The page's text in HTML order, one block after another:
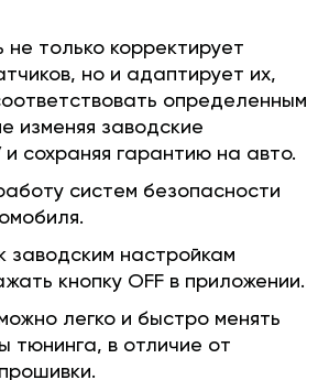
не только корректирует
но и адаптирует их,
определенным
изменяя заводские
сохраняя гарантию на авто.
систем безопасности
заводским настройкам
кнопку OFF в приложении.
легко и быстро менять
тюнинга, в отличие от